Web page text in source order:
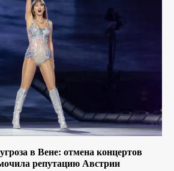
в Вене: отмена концертов
репутацию Австрии